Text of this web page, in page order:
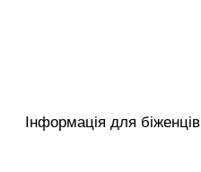
Iнформація для біженців